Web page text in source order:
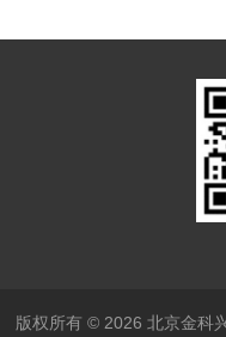
版权所有 © 2026 北京金科